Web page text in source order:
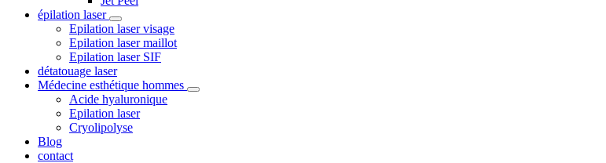
épilation laser
Epilation laser visage
Epilation laser maillot
Epilation laser SIF
détatouage laser
Médecine esthétique hommes
Acide hyaluronique
Epilation laser
Cryolipolyse
Blog
contact